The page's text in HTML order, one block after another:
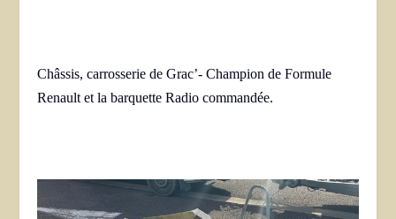
Châssis, carrosserie de Grac’- Champion de Formule
Renault et la barquette Radio commandée.